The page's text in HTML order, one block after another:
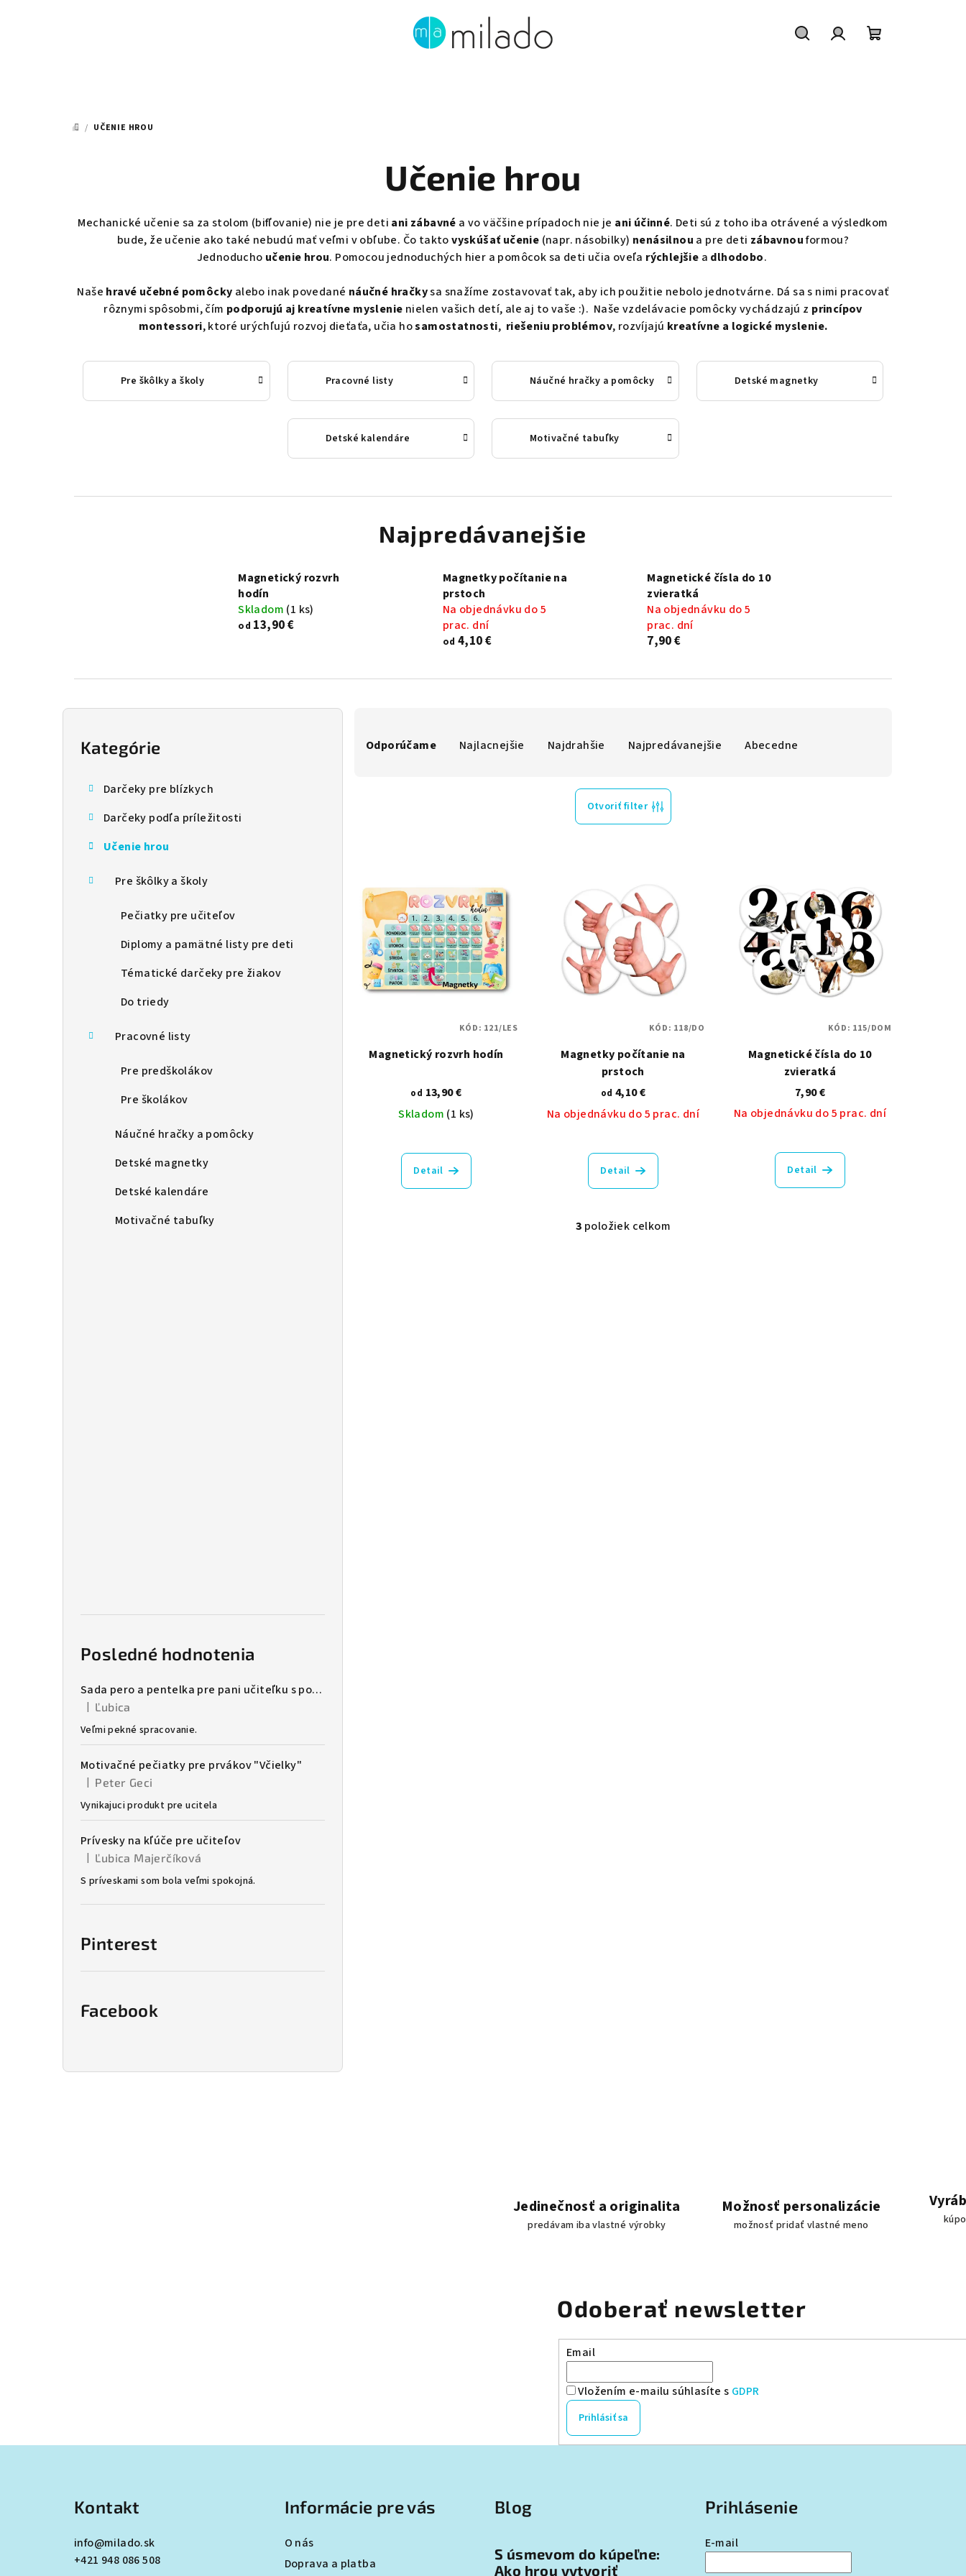
DOMOV
/ UČENIE HROU
Učenie hrou
Mechanické učenie sa za stolom (bifľovanie) nie je pre deti ani zábavné a vo väčšine prípadoch nie je ani účinné. Deti sú z toho iba otrávené a výsledkom
bude, že učenie ako také nebudú mať veľmi v obľube. Čo taktovyskúšať učenie (napr. násobilky) nenásilnou a pre deti zábavnouformou?
Jednoducho učenie hrou. Pomocou jednoduchých hier a pomôcok sa deti učia oveľa rýchlejšie a dlhodobo.
Naše hravé učebné pomôcky alebo inak povedané náučné hračkysa snažíme zostavovať tak, aby ich použitie nebolo jednotvárne. Dá sa s nimi pracovať
rôznymi spôsobmi, čím podporujú aj kreatívne myslenie nielen vašich detí, ale aj to vaše :). Naše vzdelávacie pomôcky vychádzajú z princípov
montessori, ktoré urýchľujú rozvoj dieťaťa, učia hosamostatnosti, riešeniu problémov, rozvíjajú kreatívne a logické myslenie.
Pre škôlky a školy Pracovné listy Náučné hračky a pomôcky Detské magnetky
Detské kalendáre Motivačné tabuľky
Najpredávanejšie
Magnetický rozvrh
hodín
Skladom (1 ks)
od 13,90 €
Magnetky počítanie na
prstoch
Na objednávku do 5
prac. dní
od 4,10 €
Magnetické čísla do 10
zvieratká
Na objednávku do 5
prac. dní
7,90 €
B
Preskočiť
kategórie
Kategórie
Darčeky pre blízkych
Darčeky podľa príležitosti
Učenie hrou
Pre škôlky a školy
Pečiatky pre učiteľov
Diplomy a pamätné listy pre deti
Tématické darčeky pre žiakov
Do triedy
Pracovné listy
Pre predškolákov
Pre školákov
Náučné hračky a pomôcky
Detské magnetky
Detské kalendáre
Motivačné tabuľky
Posledné hodnotenia
Sada pero a pentelka pre pani učiteľku s potlačou
Hodnotenie produktu je 5 z 5 hviezdičiek.
Ľubica
Veľmi pekné spracovanie.
Motivačné pečiatky pre prvákov "Včielky"
Hodnotenie produktu je 5 z 5 hviezdičiek.
Peter Geci
Vynikajuci produkt pre ucitela
Prívesky na kľúče pre učiteľov
Hodnotenie produktu je 5 z 5 hviezdičiek.
Ľubica Majerčíková
S príveskami som bola veľmi spokojná.
Pinterest
Facebook
a
e
p
r
o
d
Odporúčame Najlacnejšie Najdrahšie Najpredávanejšie Abecedne
Otvoriť filter
ý
p
s
p
Magnetický rozvrh hodín
od 13,90 €
Skladom (1 ks)
hodnotenie
produktu
je
Detail
KÓD: 121/LES
Magnetky počítanie na
prstoch
od 4,10 €
Na objednávku do 5 prac. dní
Detail
KÓD: 118/DO
Magnetické čísla do 10
zvieratká
7,90 €
Na objednávku do 5 prac. dní
Detail
KÓD: 115/DOM
O
3 položiek celkom
Jedinečnosť a originalita
predávam iba vlastné výrobky
Možnosť personalizácie
možnosť pridať vlastné meno
Odoberať newsletter
Email
Vložením e-mailu súhlasíte s GDPR
Prihlásiť sa
Kontakt
info@milado.sk
+421 948 086 508
Informácie pre vás
O nás
Doprava a platba
Blog
S úsmevom do kúpeľne:
Ako hrou vytvoriť
Prihlásenie
E-mail